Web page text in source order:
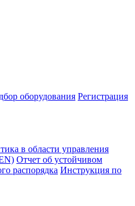
оборудования Регистрация
в области управления
Отчет об устойчивом
распорядка Инструкция по